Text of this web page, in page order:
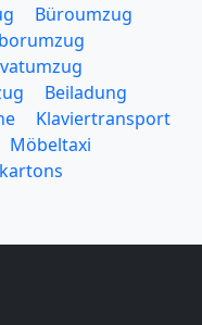
Büroumzug
Beiladung
Klaviertransport
Möbeltaxi